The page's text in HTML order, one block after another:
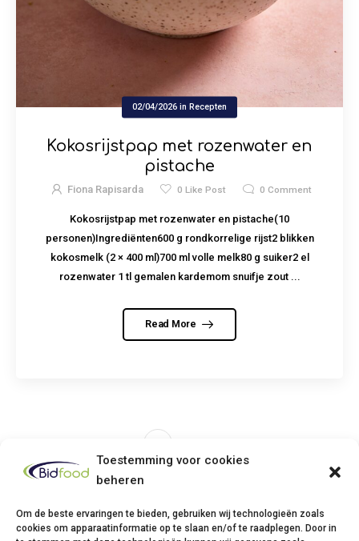
Toestemming voor cookies
beheren
Om de beste ervaringen te bieden, gebruiken wij technologieën zoals
cookies om apparaatinformatie op te slaan en/of te raadplegen. Door in
02/04/2026 in Recepten
Kokosrijstpap met rozenwater en
pistache
Fiona Rapisarda 0 Like Post 0 Comment
Kokosrijstpap met rozenwater en pistache(10
personen)Ingrediënten600 g rondkorrelige rijst2 blikken
kokosmelk (2 × 400 ml)700 ml volle melk80 g suiker2 el
rozenwater 1 tl gemalen kardemom snuifje zout ...
Read More